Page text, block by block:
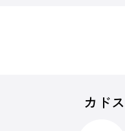
カド